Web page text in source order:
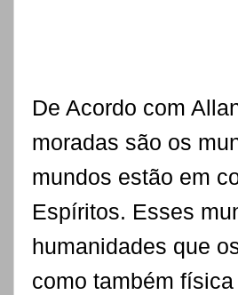
De Acordo com
moradas são os
mundos estão em
Espíritos. Esses
humanidades que
como também